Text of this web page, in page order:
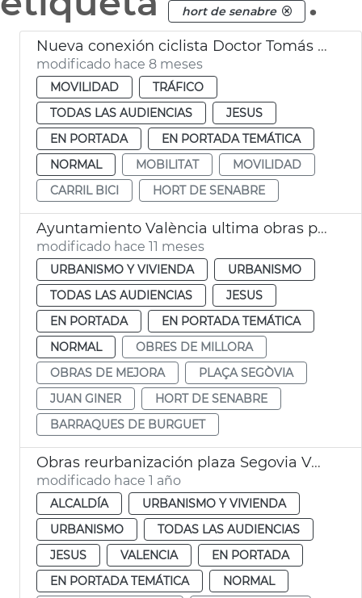
hort de senabre
Nueva conexión ciclista Doctor Tomás Sala València
modificado hace 8 meses
MOVILIDAD
TRÁFICO
TODAS LAS AUDIENCIAS
JESUS
EN PORTADA
EN PORTADA TEMÁTICA
NORMAL
MOBILITAT
MOVILIDAD
CARRIL BICI
HORT DE SENABRE
Ayuntamiento València ultima obras plaza Segovia
modificado hace 11 meses
URBANISMO Y VIVIENDA
URBANISMO
TODAS LAS AUDIENCIAS
JESUS
EN PORTADA
EN PORTADA TEMÁTICA
NORMAL
OBRES DE MILLORA
OBRAS DE MEJORA
PLAÇA SEGÒVIA
JUAN GINER
HORT DE SENABRE
BARRAQUES DE BURGUET
Obras reurbanización plaza Segovia València
modificado hace 1 año
ALCALDÍA
URBANISMO Y VIVIENDA
URBANISMO
TODAS LAS AUDIENCIAS
JESUS
VALENCIA
EN PORTADA
EN PORTADA TEMÁTICA
NORMAL